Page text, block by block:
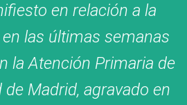
en relación a la
las últimas semanas
la Atención Primaria de
Madrid, agravado en